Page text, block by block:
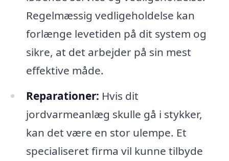
Regelmæssig vedligeholdelse kan
forlænge levetiden på dit system og
sikre, at det arbejder på sin mest
effektive måde.
Reparationer: Hvis dit
jordvarmeanlæg skulle gå i stykker,
kan det være en stor ulempe. Et
specialiseret firma vil kunne tilbyde